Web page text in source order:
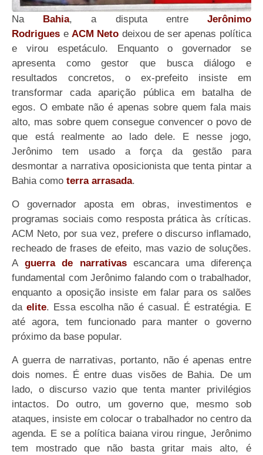
Na Bahia, a disputa entre Jerônimo
Rodrigues e ACM Neto deixou de ser apenas política
e virou espetáculo. Enquanto o governador se
apresenta como gestor que busca diálogo e
resultados concretos, o ex-prefeito insiste em
transformar cada aparição pública em batalha de
egos. O embate não é apenas sobre quem fala mais
alto, mas sobre quem consegue convencer o povo de
que está realmente ao lado dele. E nesse jogo,
Jerônimo tem usado a força da gestão para
desmontar a narrativa oposicionista que tenta pintar a
Bahia comoterra arrasada.
O governador aposta em obras, investimentos e
programas sociais como resposta prática às críticas.
ACM Neto, por sua vez, prefere o discurso inflamado,
recheado de frases de efeito, mas vazio de soluções.
Aguerra de narrativasescancara uma diferença
fundamental com Jerônimo falando com o trabalhador,
enquanto a oposição insiste em falar para os salões
daelite. Essa escolha não é casual. É estratégia. E
até agora, tem funcionado para manter o governo
próximo da base popular.
A guerra de narrativas, portanto, não é apenas entre
dois nomes. É entre duas visões de Bahia. De um
lado, o discurso vazio que tenta manter privilégios
intactos. Do outro, um governo que, mesmo sob
ataques, insiste em colocar o trabalhador no centro da
agenda. E se a política baiana virou ringue, Jerônimo
tem mostrado que não basta gritar mais alto, é